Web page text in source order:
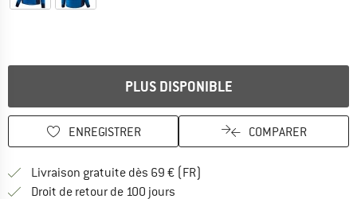
PLUS DISPONIBLE
ENREGISTRER COMPARER
Livraison gratuite dès 69 € (FR)
Droit de retour de 100 jours